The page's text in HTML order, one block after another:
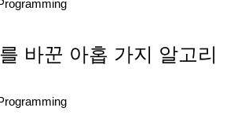
바꾼 아홉 가지 알고리